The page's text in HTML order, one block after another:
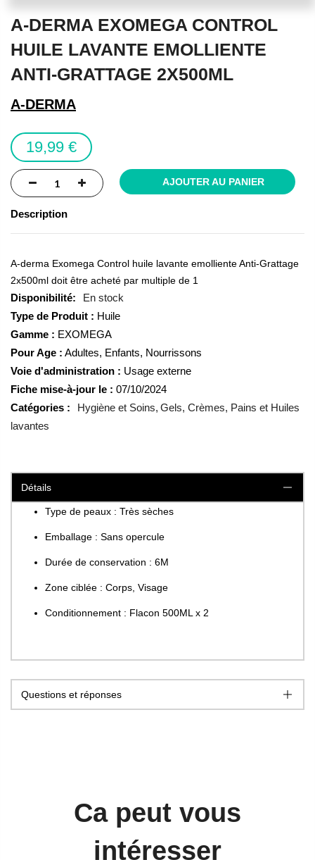
to
beginning
of
images
A-DERMA EXOMEGA CONTROL
HUILE LAVANTE EMOLLIENTE
ANTI-GRATTAGE 2X500ML
A-DERMA
19,99 €
AJOUTER AU PANIER
Description
A-derma Exomega Control huile lavante emolliente Anti-Grattage
2x500ml doit être acheté par multiple de 1
En stock
Type de Produit : Huile
Gamme : EXOMEGA
Pour Age : Adultes, Enfants, Nourrissons
Voie d'administration : Usage externe
Fiche mise-à-jour le : 07/10/2024
Catégories :
Hygiène et Soins Gels, Crèmes, Pains et Huiles
lavantes
Détails
Type de peaux : Très sèches
Emballage : Sans opercule
Durée de conservation : 6M
Zone ciblée : Corps, Visage
Conditionnement : Flacon 500ML x 2
Questions et réponses
Ca peut vous
intéresser